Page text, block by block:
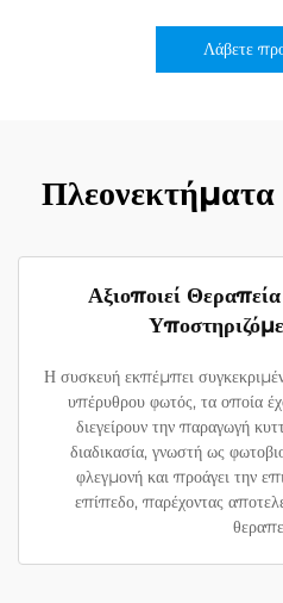
Λάβετε
Πλεονεκτήματα
Αξιοποιεί
Η συσκευή εκπέμπει
υπέρυθρου φωτός, τα οποία
διεγείρουν την παραγωγή
διαδικασία, γνωστή ως
φλεγμονή και προάγει την
επίπεδο, παρέχοντας